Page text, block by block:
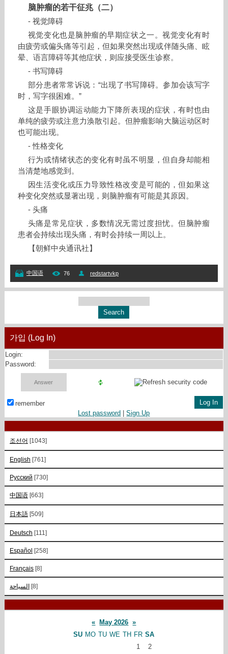
脑肿瘤的若干征兆（二）
- 视觉障碍
视觉变化也是脑肿瘤的早期症状之一。视觉变化有时
由疲劳或偏头痛等引起，但如果突然出现或伴随头痛、眩
晕、语言障碍等其他症状，则应接受医生诊察。
- 书写障碍
部分患者常常诉说：“出现了书写障碍。参加会该写字
时，写字很困难。”
这是手眼协调运动能力下降所表现的症状，有时也由
单纯的疲劳或注意力涣散引起。但肿瘤影响大脑运动区时
也可能出现。
- 性格变化
行为或情绪状态的变化有时虽不明显，但自身却能相
当清楚地感觉到。
因生活变化或压力导致性格改变是可能的，但如果这
种变化突然或显著出现，则脑肿瘤有可能是其原因。
- 头痛
头痛是常见症状，多数情况无需过度担忧。但脑肿瘤
患者会持续出现头痛，有时会持续一周以上。
【朝鲜中央通讯社】
中国语 76 redstartvkp
가입 (Log In)
Login:
Password:
remember
Lost password |Sign Up
조선어 [1043]
English [761]
Русский [730]
中国语 [663]
日本語 [509]
Deutsch [111]
Español [258]
Français [8]
السياحة [8]
« May 2026 »
SU MO TU WE TH FR SA
1
2